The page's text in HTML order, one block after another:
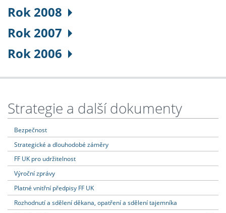
Rok 2008
Rok 2007
Rok 2006
Strategie a další dokumenty
Bezpečnost
Strategické a dlouhodobé záměry
FF UK pro udržitelnost
Výroční zprávy
Platné vnitřní předpisy FF UK
Rozhodnutí a sdělení děkana, opatření a sdělení tajemníka